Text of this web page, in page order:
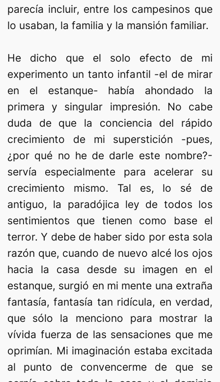
parecía incluir, entre los campesinos que
lo usaban, la familia y la mansión familiar.
He dicho que el solo efecto de mi
experimento un tanto infantil -el de mirar
en el estanque- había ahondado la
primera y singular impresión. No cabe
duda de que la conciencia del rápido
crecimiento de mi superstición -pues,
¿por qué no he de darle este nombre?-
servía especialmente para acelerar su
crecimiento mismo. Tal es, lo sé de
antiguo, la paradójica ley de todos los
sentimientos que tienen como base el
terror. Y debe de haber sido por esta sola
razón que, cuando de nuevo alcé los ojos
hacia la casa desde su imagen en el
estanque, surgió en mi mente una extraña
fantasía, fantasía tan ridícula, en verdad,
que sólo la menciono para mostrar la
vívida fuerza de las sensaciones que me
oprimían. Mi imaginación estaba excitada
al punto de convencerme de que se